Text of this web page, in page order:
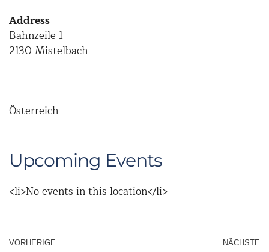
Address
Bahnzeile 1
2130 Mistelbach
Österreich
Upcoming Events
<li>No events in this location</li>
VORHERIGE NÄCHSTE